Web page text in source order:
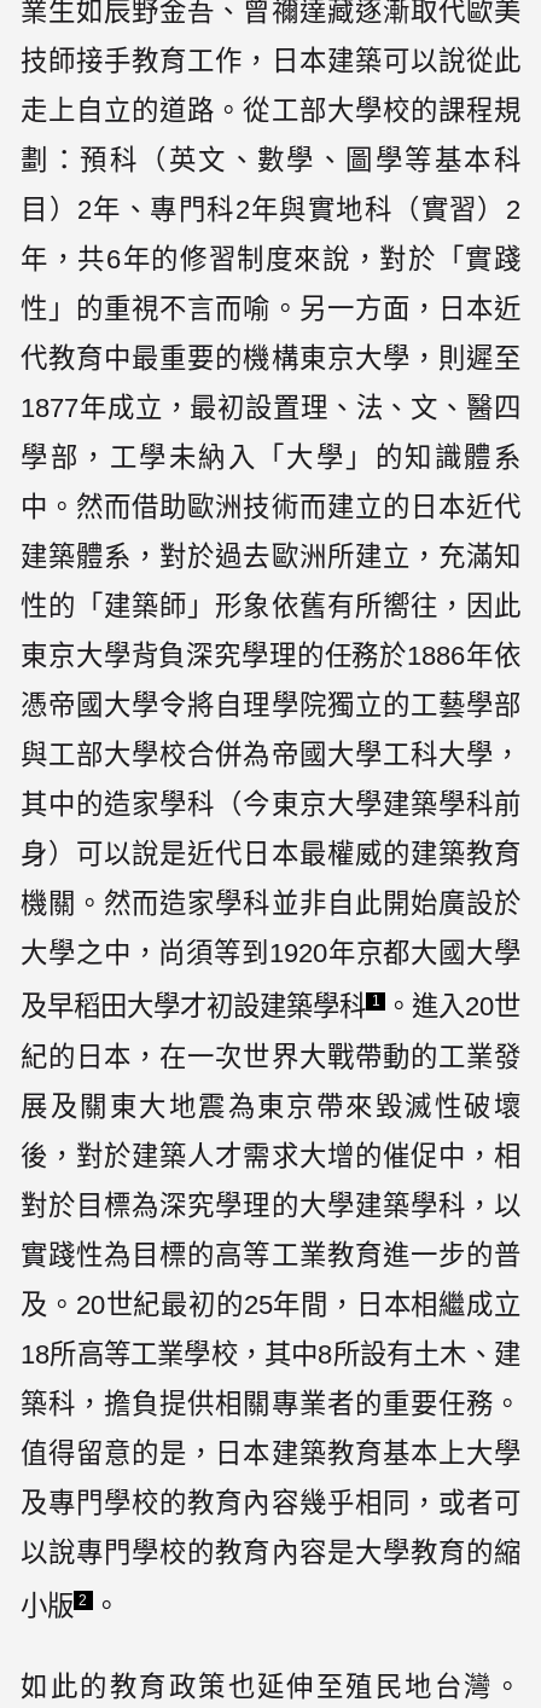
業生如辰野金吾、曾禰達藏逐漸取代歐美
技師接手教育工作，日本建築可以說從此
走上自立的道路。從工部大學校的課程規
劃：預科（英文、數學、圖學等基本科
目）2年、專門科2年與實地科（實習）2
年，共6年的修習制度來說，對於「實踐
性」的重視不言而喻。另一方面，日本近
代教育中最重要的機構東京大學，則遲至
1877年成立，最初設置理、法、文、醫四
學部，工學未納入「大學」的知識體系
中。然而借助歐洲技術而建立的日本近代
建築體系，對於過去歐洲所建立，充滿知
性的「建築師」形象依舊有所嚮往，因此
東京大學背負深究學理的任務於1886年依
憑帝國大學令將自理學院獨立的工藝學部
與工部大學校合併為帝國大學工科大學，
其中的造家學科（今東京大學建築學科前
身）可以說是近代日本最權威的建築教育
機關。然而造家學科並非自此開始廣設於
大學之中，尚須等到1920年京都大國大學
及早稻田大學才初設建築學科 1 。進入20世
紀的日本，在一次世界大戰帶動的工業發
展及關東大地震為東京帶來毀滅性破壞
後，對於建築人才需求大增的催促中，相
對於目標為深究學理的大學建築學科，以
實踐性為目標的高等工業教育進一步的普
及。20世紀最初的25年間，日本相繼成立
18所高等工業學校，其中8所設有土木、建
築科，擔負提供相關專業者的重要任務。
值得留意的是，日本建築教育基本上大學
及專門學校的教育內容幾乎相同，或者可
以說專門學校的教育內容是大學教育的縮
小版 2 。
如此的教育政策也延伸至殖民地台灣。